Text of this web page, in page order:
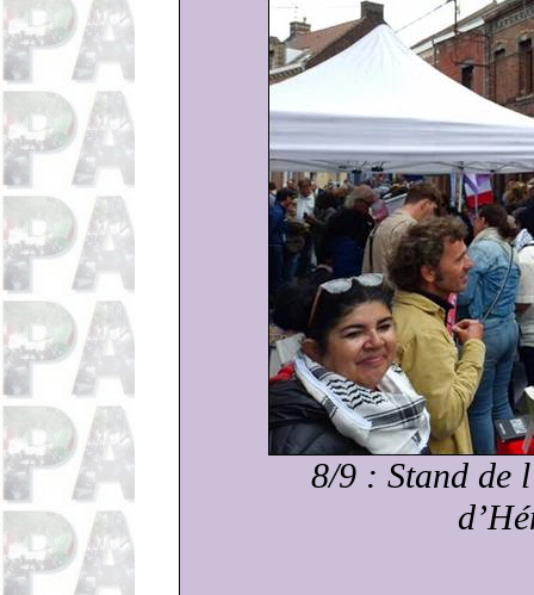
8/9 : Stand de